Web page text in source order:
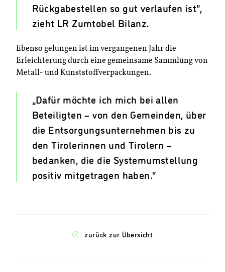
Rückgabestellen so gut verlaufen ist“,
zieht LR Zumtobel Bilanz.
Ebenso gelungen ist im vergangenen Jahr die
Erleichterung durch eine gemeinsame Sammlung von
Metall- und Kunststoffverpackungen.
„Dafür möchte ich mich bei allen
Beteiligten – von den Gemeinden, über
die Entsorgungsunternehmen bis zu
den Tirolerinnen und Tirolern –
bedanken, die die Systemumstellung
positiv mitgetragen haben.“
zurück zur Übersicht